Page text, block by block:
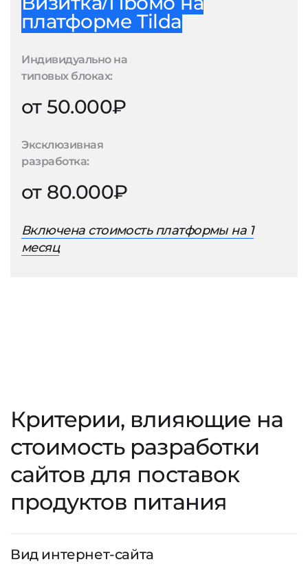
платформе Tilda
Индивидуально на
типовых блоках:
от 50.000₽
Эксклюзивная
разработка:
от 80.000₽
Включена стоимость платформы на 1
месяц
Критерии, влияющие на
стоимость разработки
сайтов для поставок
продуктов питания
Вид интернет-сайта